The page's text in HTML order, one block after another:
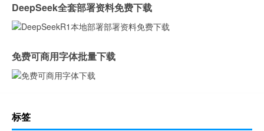
DeepSeek全套部署资料免费下载
免费可商用字体批量下载
标签